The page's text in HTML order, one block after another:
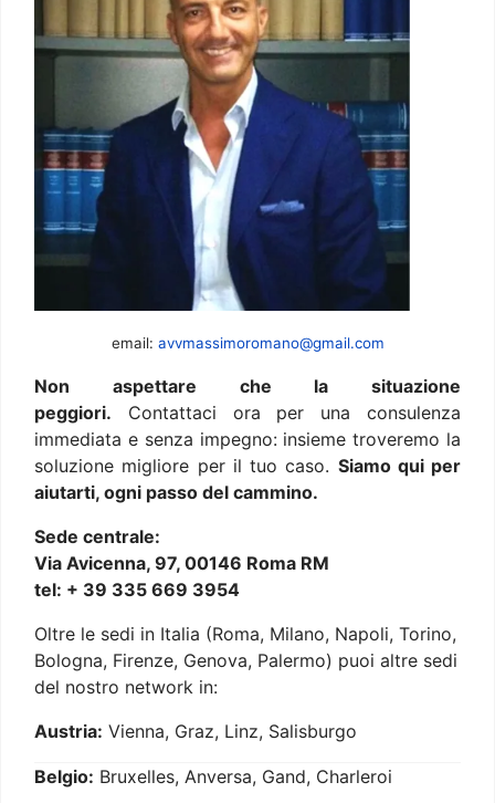
email: avvmassimoromano@gmail.com
Non aspettare che la situazione
peggiori. Contattaci ora per una consulenza
immediata e senza impegno: insieme troveremo la
soluzione migliore per il tuo caso. Siamo qui per
aiutarti, ogni passo del cammino.
Sede centrale:
Via Avicenna, 97, 00146 Roma RM
tel: + 39 335 669 3954
Oltre le sedi in Italia (Roma, Milano, Napoli, Torino,
Bologna, Firenze, Genova, Palermo) puoi altre sedi
del nostro network in:
Austria: Vienna, Graz, Linz, Salisburgo
Belgio: Bruxelles, Anversa, Gand, Charleroi